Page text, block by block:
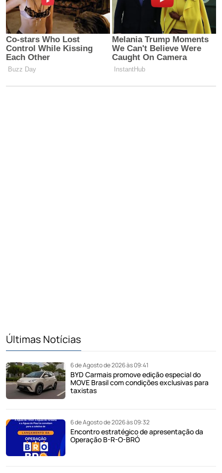
Últimas Notícias
6 de Agosto de 2026 às 09:41
BYD Carmais promove edição especial do
MOVE Brasil com condições exclusivas para
taxistas
6 de Agosto de 2026 às 09:32
Encontro estratégico de apresentação da
Operação B-R-O-BRÓ